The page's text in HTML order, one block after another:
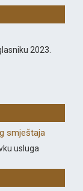
2023.
smještaja
usluga